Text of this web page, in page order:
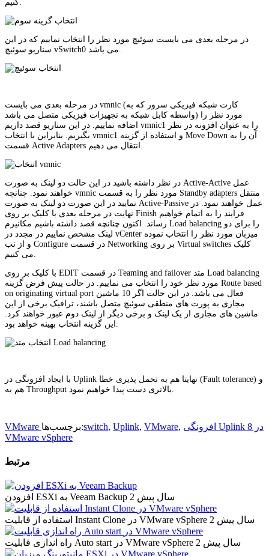
در مرحله بعدی می بایست سوئیچ مورد نظر را انتخاب نماییم که در این
در مرحله بعدی می بایست vmnic (کارت شبکه فیزیکی سرور که به
واسطه کابل شبکه به تجهیزات فیزیکی متصل می باشد) مورد نظر را
اضافه نماییم. در این سناریو قصد داریم vmnic1 را به عنوان افزونه در نظر
بگیریم. بنابراین با انتخاب vmnic1 و استفاده از گزینه Move Down آن را به
در نظر داشته باشید در این حالت دو لینک به صورت Active-Active عمل
خواهند نمود. چنانچه vmnic مورد نظر را به قسمت Standby adapters منتقل
نمایید در این صورت دو لینک به صورت Active-Passive عمل خواهند نمود. در
نهایت در مرحله بعدی با کلیک بر روی Finish فرایند را به اتمام خواهیم
رساند. اکنون چنانچه قصد داشته باشیم مکانیزم Load balancing را برای دو
لینک مشخص نماییم در مجدد در vCenter میزبان مورد نظر را انتخاب نموده
و از تب Configure در قسمت Networking بر روی Virtual switches کلیک
با کلیک بر روی EDIT در قسمت Teaming and failover متد Load balancing
مورد نظر خود را انتخاب می نماییم. در حالت پیش فرض گزینه Route based
on originating virtual port فعال می باشد. در این حالت اگر 10 ماشین
مجازی به پورت های منطقی سوئیچ متصل باشند، ترافیک برخی از این
ماشین های مجازی از یک لینک و برخی دیگر از لینک دوم عبور خواهند کرد.
با ایجاد افزونگی در Uplink نهایتا هم به تحمل پذیری خطا (Fault tolerance) و
VMware برچسب‌ها:switch, Uplink, VMware, افزونگی Uplink در 8
VMware vSphere
مرتبط
افزودن ESXi به Veeam Backup 2 سال پیش
استفاده از قابلیت Instant Clone در VMware vSphere 2 سال پیش
راه اندازی قابلیت Auto start در VMware vSphere 2 سال پیش